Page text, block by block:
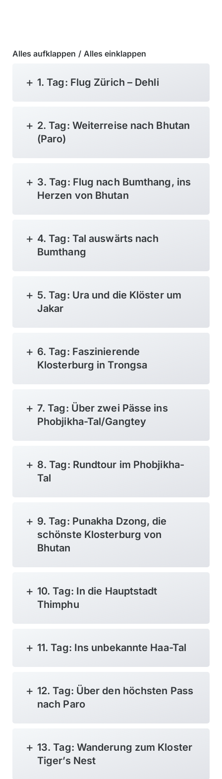
Alles aufklappen / Alles einklappen
1. Tag: Flug Zürich – Dehli
2. Tag: Weiterreise nach Bhutan
(Paro)
3. Tag: Flug nach Bumthang, ins
Herzen von Bhutan
4. Tag: Tal auswärts nach
Bumthang
5. Tag: Ura und die Klöster um
Jakar
6. Tag: Faszinierende
Klosterburg in Trongsa
7. Tag: Über zwei Pässe ins
Phobjikha-Tal/Gangtey
8. Tag: Rundtour im Phobjikha-
Tal
9. Tag: Punakha Dzong, die
schönste Klosterburg von
Bhutan
10. Tag: In die Hauptstadt
Thimphu
11. Tag: Ins unbekannte Haa-Tal
12. Tag: Über den höchsten Pass
nach Paro
13. Tag: Wanderung zum Kloster
Tiger’s Nest